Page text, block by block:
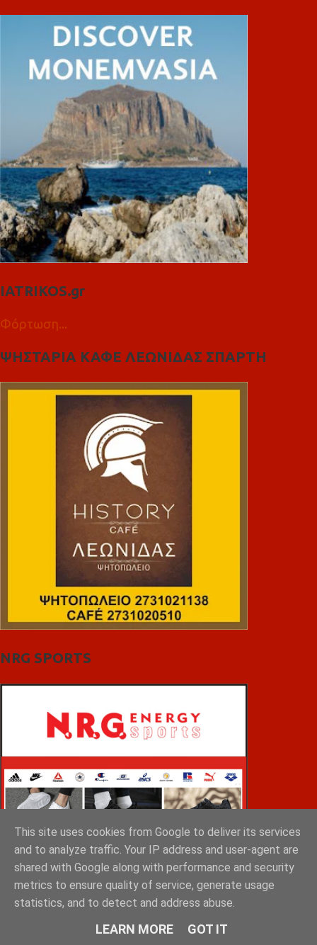
IATRIKOS.gr
Φόρτωση...
ΨΗΣΤΑΡΙΑ ΚΑΦΕ ΛΕΩΝΙΔΑΣ ΣΠΑΡΤΗ
NRG SPORTS
This site uses cookies from Google to deliver its services
and to analyze traffic. Your IP address and user-agent are
shared with Google along with performance and security
metrics to ensure quality of service, generate usage
statistics, and to detect and address abuse.
LEARN MORE GOT IT